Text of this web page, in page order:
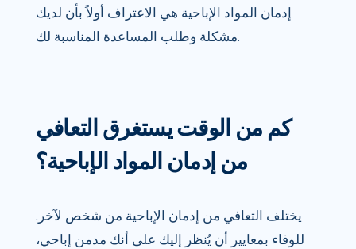
إدمان المواد الإباحية هي الاعتراف أولاً بأن لديك
مشكلة وطلب المساعدة المناسبة لك.
كم من الوقت يستغرق التعافي
من إدمان المواد الإباحية؟
يختلف التعافي من إدمان الإباحية من شخص لآخر.
للوفاء بمعايير أن يُنظر إليك على أنك مدمن إباحي،